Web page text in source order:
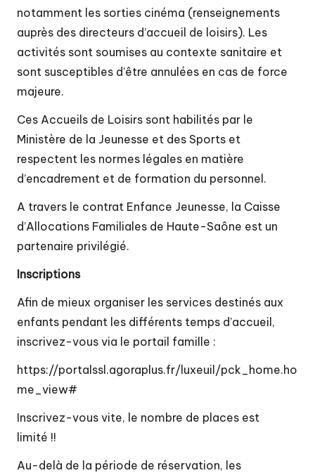
notamment les sorties cinéma (renseignements
auprès des directeurs d’accueil de loisirs). Les
activités sont soumises au contexte sanitaire et
sont susceptibles d’être annulées en cas de force
majeure.
Ces Accueils de Loisirs sont habilités par le
Ministère de la Jeunesse et des Sports et
respectent les normes légales en matière
d’encadrement et de formation du personnel.
A travers le contrat Enfance Jeunesse, la Caisse
d’Allocations Familiales de Haute-Saône est un
partenaire privilégié.
Inscriptions
Afin de mieux organiser les services destinés aux
enfants pendant les différents temps d’accueil,
inscrivez-vous via le portail famille :
https://portalssl.agoraplus.fr/luxeuil/pck_home.ho
me_view#
Inscrivez-vous vite, le nombre de places est
limité !!
Au-delà de la période de réservation, les